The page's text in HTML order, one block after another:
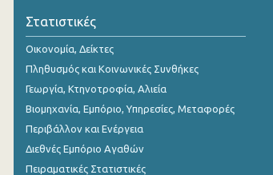
Στατιστικές
Οικονομία, Δείκτες
Πληθυσμός και Κοινωνικές Συνθήκες
Γεωργία, Κτηνοτροφία, Αλιεία
Βιομηχανία, Εμπόριο, Υπηρεσίες, Μεταφορές
Περιβάλλον και Ενέργεια
Διεθνές Εμπόριο Αγαθών
Πειραματικές Στατιστικές